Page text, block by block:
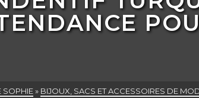
SOPHIE» BIJOUX, SACS ET ACCESSOIRES DE